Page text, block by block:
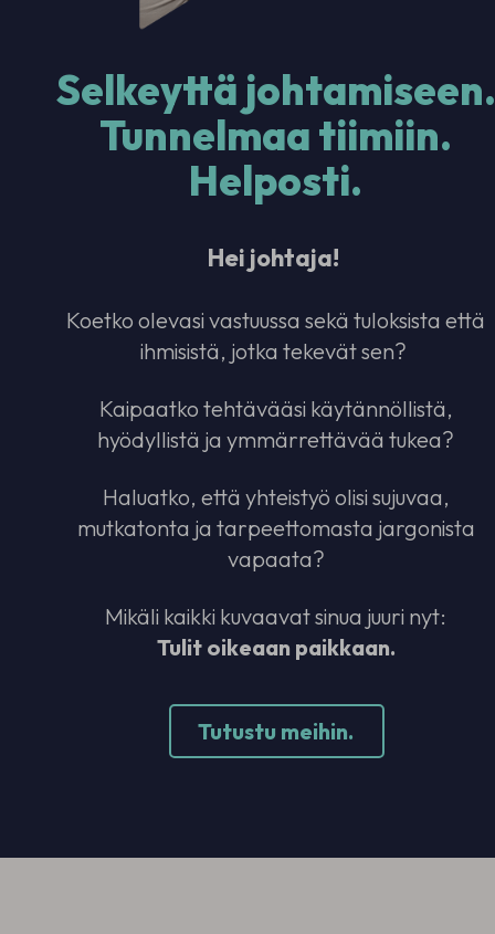
Selkeyttä johtamiseen.
Tunnelmaa tiimiin.
Helposti.
Hei johtaja!
Koetko olevasi vastuussa sekä tuloksista että
ihmisistä, jotka tekevät sen?
Kaipaatko tehtävääsi käytännöllistä,
hyödyllistä ja ymmärrettävää tukea?
Haluatko, että yhteistyö olisi sujuvaa,
mutkatonta ja tarpeettomasta jargonista
vapaata?
Mikäli kaikki kuvaavat sinua juuri nyt:
Tulit oikeaan paikkaan.
Tutustu meihin.